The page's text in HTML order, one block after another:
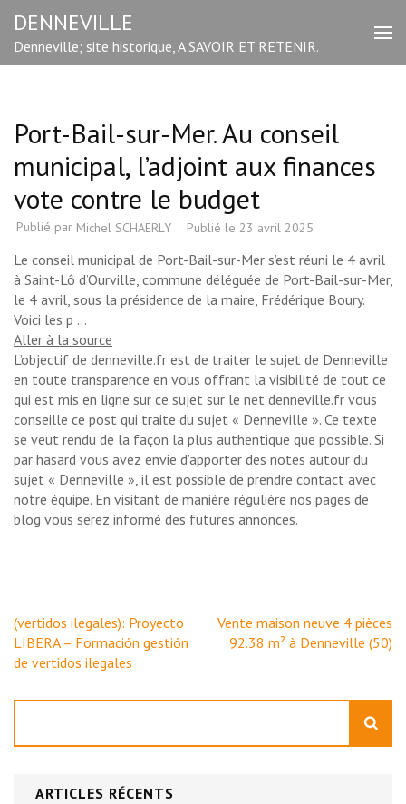
contenu
(Pressez
DENNEVILLE
Denneville; site historique, A SAVOIR ET RETENIR.
Port-Bail-sur-Mer. Au conseil
municipal, l’adjoint aux finances
vote contre le budget
Publié par Michel SCHAERLY Publié le 23 avril 2025
Le conseil municipal de Port-Bail-sur-Mer s’est réuni le 4 avril
à Saint-Lô d’Ourville, commune déléguée de Port-Bail-sur-Mer,
le 4 avril, sous la présidence de la maire, Frédérique Boury.
Voici les p …
Aller à la source
L’objectif de denneville.fr est de traiter le sujet de Denneville
en toute transparence en vous offrant la visibilité de tout ce
qui est mis en ligne sur ce sujet sur le net denneville.fr vous
conseille ce post qui traite du sujet « Denneville ». Ce texte
se veut rendu de la façon la plus authentique que possible. Si
par hasard vous avez envie d’apporter des notes autour du
sujet « Denneville », il est possible de prendre contact avec
notre équipe. En visitant de manière régulière nos pages de
blog vous serez informé des futures annonces.
Navigation
de
l’article
(vertidos ilegales): Proyecto
LIBERA – Formación gestión
de vertidos ilegales
Vente maison neuve 4 pièces
92.38 m² à Denneville (50)
ARTICLES RÉCENTS